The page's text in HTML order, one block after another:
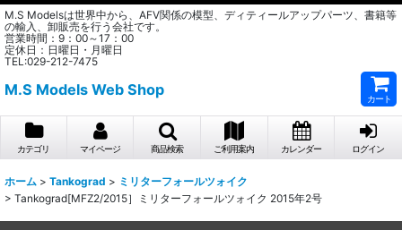
M.S Modelsは世界中から、AFV関係の模型、ディティールアップパーツ、書籍等
の輸入、卸販売を行う会社です。
営業時間：9：00～17：00
定休日：日曜日・月曜日
TEL:029-212-7475
M.S Models Web Shop
カート
カテゴリ マイページ 商品検索 ご利用案内 カレンダー ログイン
ホーム > Tankograd > ミリターフォールツォイク
> Tankograd[MFZ2/2015］ミリターフォールツォイク 2015年2号